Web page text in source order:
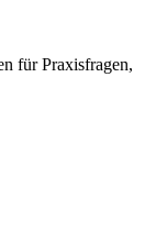
für Praxisfragen,